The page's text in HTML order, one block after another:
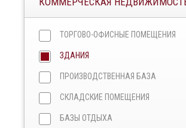
ТОРГОВО-ОФИСНЫЕ ПОМЕЩЕНИЯ
ЗДАНИЯ
ПРОИЗВОДСТВЕННАЯ БАЗА
СКЛАДСКИЕ ПОМЕЩЕНИЯ
БАЗЫ ОТДЫХА